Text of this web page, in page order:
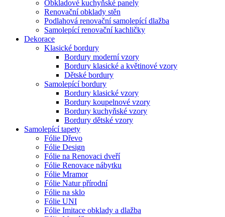
Obkladové kuchyňské panely
Renovační obklady stěn
Podlahová renovační samolepící dlažba
Samolepící renovační kachličky
Dekorace
Klasické bordury
Bordury moderní vzory
Bordury klasické a květinové vzory
Dětské bordury
Samolepící bordury
Bordury klasické vzory
Bordury koupelnové vzory
Bordury kuchyňské vzory
Bordury dětské vzory
Samolepící tapety
Fólie Dřevo
Fólie Design
Fólie na Renovaci dveří
Fólie Renovace nábytku
Fólie Mramor
Fólie Natur přírodní
Fólie na sklo
Fólie UNI
Fólie Imitace obklady a dlažba